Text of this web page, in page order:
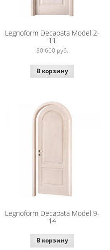
Legnoform Decapata Model 2-
11
80 600 руб.
В корзину
Legnoform Decapata Model 9-
14
В корзину